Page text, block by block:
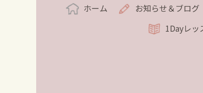
ホーム お知らせ＆ブログ
1Dayレッ